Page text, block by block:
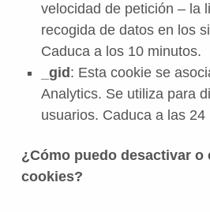
velocidad de petición – la
recogida de datos en los
Caduca a los 10 minutos.
_gid : Esta cookie se
Analytics. Se utiliza para
usuarios. Caduca a las 24
¿Cómo puedo desactivar o
cookies?